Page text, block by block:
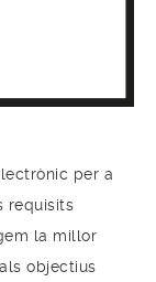
per a
requisits
la millor
objectius